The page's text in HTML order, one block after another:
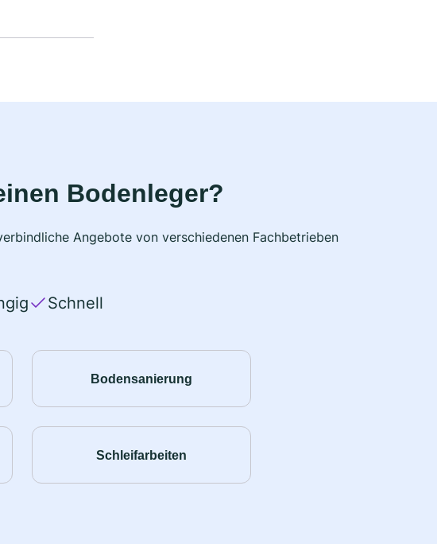
Bodenleger?
Angebote von verschiedenen Fachbetrieben
Schnell
Bodensanierung
Schleifarbeiten